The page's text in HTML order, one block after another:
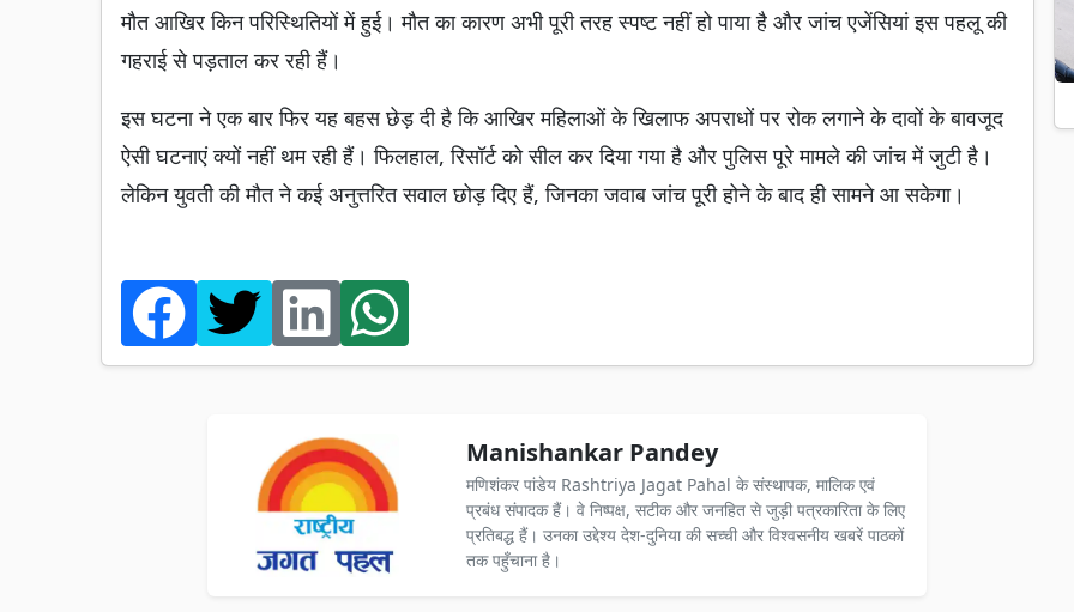
मौत आखिर किन परिस्थितियों में हुई। मौत का कारण अभी पूरी तरह स्पष्ट नहीं हो पाया है और जांच एजेंसियां इस पहलू की
गहराई से पड़ताल कर रही हैं।
इस घटना ने एक बार फिर यह बहस छेड़ दी है कि आखिर महिलाओं के खिलाफ अपराधों पर रोक लगाने के दावों के बावजूद
ऐसी घटनाएं क्यों नहीं थम रही हैं। फिलहाल, रिसॉर्ट को सील कर दिया गया है और पुलिस पूरे मामले की जांच में जुटी है।
लेकिन युवती की मौत ने कई अनुत्तरित सवाल छोड़ दिए हैं, जिनका जवाब जांच पूरी होने के बाद ही सामने आ सकेगा।
Manishankar Pandey
मणिशंकर पांडेय Rashtriya Jagat Pahal के संस्थापक, मालिक एवं
प्रबंध संपादक हैं। वे निष्पक्ष, सटीक और जनहित से जुड़ी पत्रकारिता के लिए
प्रतिबद्ध हैं। उनका उद्देश्य देश-दुनिया की सच्ची और विश्वसनीय खबरें पाठकों
तक पहुँचाना है।